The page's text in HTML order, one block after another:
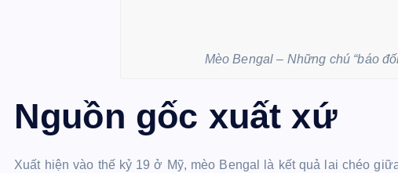
Mèo Bengal – Những chú “báo
Nguồn gốc xuất xứ
Xuất hiện vào thế kỷ 19 ở Mỹ, mèo Bengal là kết quả lai chéo